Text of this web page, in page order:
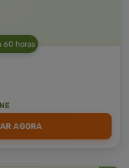
60 horas
AGORA